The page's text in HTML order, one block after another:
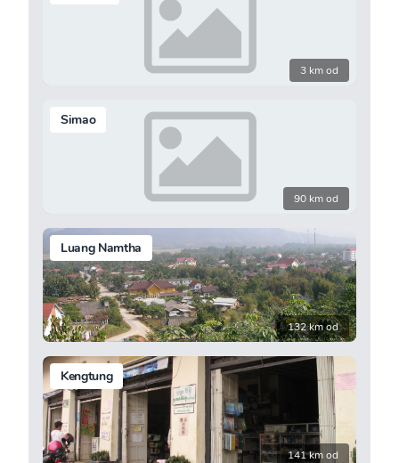
3 km od
Simao
90 km od
Luang Namtha
132 km od
Kengtung
141 km od